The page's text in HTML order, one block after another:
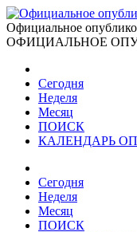
Официальное
ОФИЦИАЛЬНОЕ
Сегодня
Неделя
Месяц
ПОИСК
КАЛЕНДАРЬ
Сегодня
Неделя
Месяц
ПОИСК